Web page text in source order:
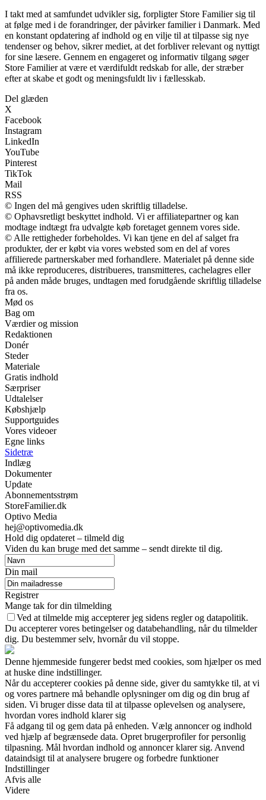
I takt med at samfundet udvikler sig, forpligter Store Familier sig til
at følge med i de forandringer, der påvirker familier i Danmark. Med
en konstant opdatering af indhold og en vilje til at tilpasse sig nye
tendenser og behov, sikrer mediet, at det forbliver relevant og nyttigt
for sine læsere. Gennem en engageret og informativ tilgang søger
Store Familier at være et værdifuldt redskab for alle, der stræber
efter at skabe et godt og meningsfuldt liv i fællesskab.
Del glæden
X
Facebook
Instagram
LinkedIn
YouTube
Pinterest
TikTok
Mail
RSS
© Ingen del må gengives uden skriftlig tilladelse.
© Ophavsretligt beskyttet indhold. Vi er affiliatepartner og kan
modtage indtægt fra udvalgte køb foretaget gennem vores side.
© Alle rettigheder forbeholdes. Vi kan tjene en del af salget fra
produkter, der er købt via vores websted som en del af vores
affilierede partnerskaber med forhandlere. Materialet på denne side
må ikke reproduceres, distribueres, transmitteres, cachelagres eller
på anden måde bruges, undtagen med forudgående skriftlig tilladelse
fra os.
Mød os
Bag om
Værdier og mission
Redaktionen
Donér
Steder
Materiale
Gratis indhold
Særpriser
Udtalelser
Købshjælp
Supportguides
Vores videoer
Egne links
Sidetræ
Indlæg
Dokumenter
Update
Abonnementsstrøm
StoreFamilier.dk
Optivo Media
hej@optivomedia.dk
Hold dig opdateret – tilmeld dig
Viden du kan bruge med det samme – sendt direkte til dig.
Din mail
Registrer
Mange tak for din tilmelding
Ved at tilmelde mig accepterer jeg sidens regler og datapolitik.
Du accepterer vores betingelser og databehandling, når du tilmelder
dig. Du bestemmer selv, hvornår du vil stoppe.
Denne hjemmeside fungerer bedst med cookies, som hjælper os med
at huske dine indstillinger.
Når du accepterer cookies på denne side, giver du samtykke til, at vi
og vores partnere må behandle oplysninger om dig og din brug af
siden. Vi bruger disse data til at tilpasse oplevelsen og analysere,
hvordan vores indhold klarer sig
Få adgang til og gem data på enheden. Vælg annoncer og indhold
ved hjælp af begrænsede data. Opret brugerprofiler for personlig
tilpasning. Mål hvordan indhold og annoncer klarer sig. Anvend
dataindsigt til at analysere brugere og forbedre funktioner
Indstillinger
Afvis alle
Videre